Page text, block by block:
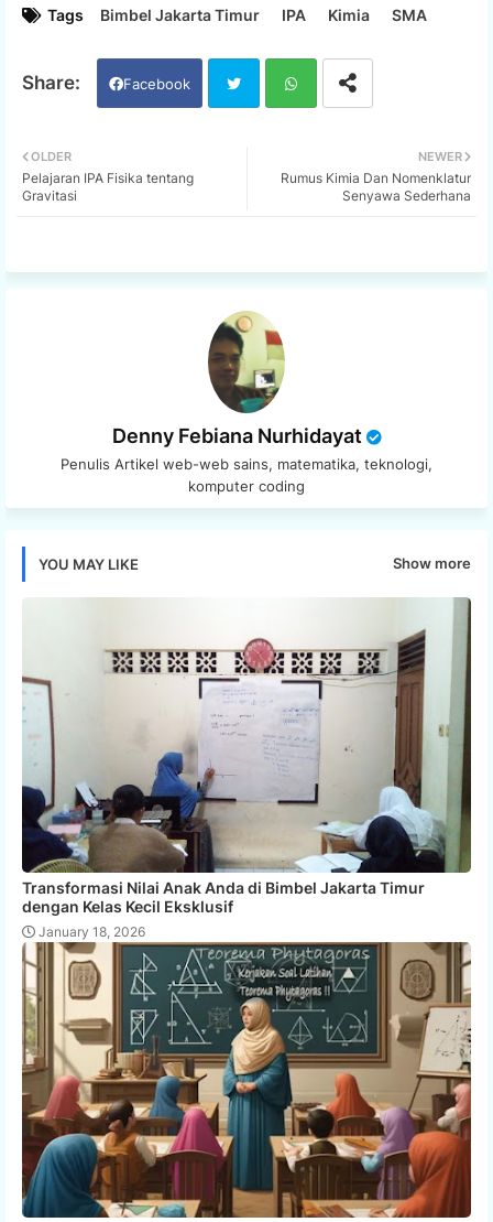
Tags Bimbel Jakarta Timur IPA Kimia SMA
Facebook
ats
NEWER
Rumus Kimia Dan Nomenklatur
Senyawa Sederhana
OLDER
Pelajaran IPA Fisika tentang
Gravitasi
Denny Febiana Nurhidayat
Penulis Artikel web-web sains, matematika, teknologi,
komputer coding
YOU MAY LIKE Show more
Transformasi Nilai Anak Anda di Bimbel Jakarta Timur
dengan Kelas Kecil Eksklusif
January 18, 2026